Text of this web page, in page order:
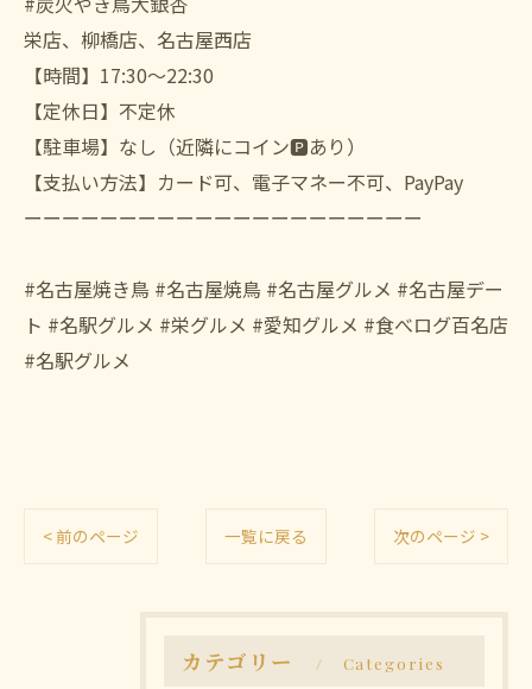
栄店、柳橋店、名古屋西店
【時間】17:30〜22:30
【定休日】不定休
【駐車場】なし（近隣にコイン🅿️あり）
【支払い方法】カード可、電子マネー不可、PayPay
ーーーーーーーーーーーーーーーーーーーーー
#名古屋焼き鳥 #名古屋焼鳥 #名古屋グルメ #名古屋デー
ト #名駅グルメ #栄グルメ #愛知グルメ #食べログ百名店
#名駅グルメ
< 前のページ 一覧に戻る 次のページ >
カテゴリー Categories